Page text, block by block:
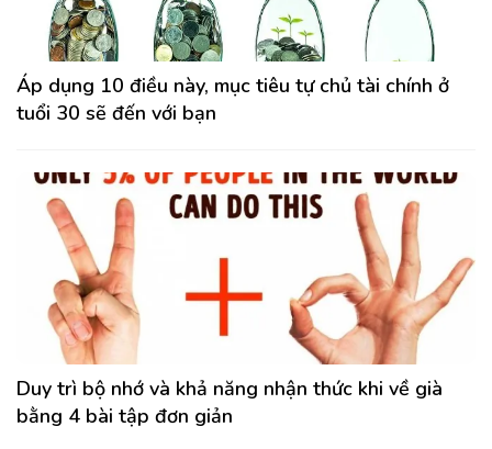
Áp dụng 10 điều này, mục tiêu tự chủ tài chính ở
tuổi 30 sẽ đến với bạn
Duy trì bộ nhớ và khả năng nhận thức khi về già
bằng 4 bài tập đơn giản